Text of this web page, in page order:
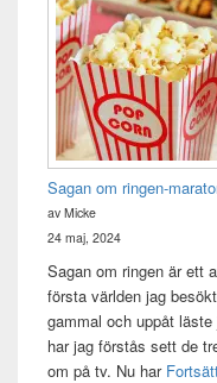
Sagan om ringen-
av Micke
24 maj, 2024
Sagan om ringen är ett
första världen jag
gammal och uppåt
har jag förstås sett de
om på tv. Nu har